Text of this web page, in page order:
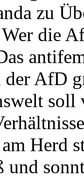
zu
die
der AfD
soll
Herd
und